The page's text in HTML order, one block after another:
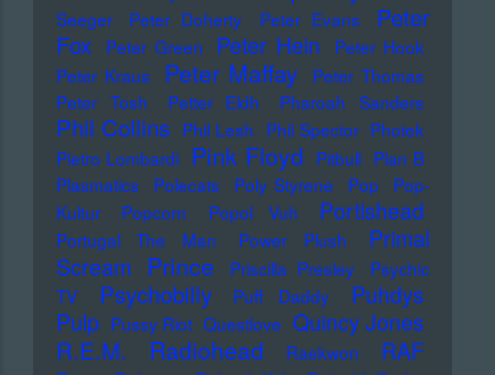
Seeger
Peter Doherty Peter Evans
Peter
Fox
Peter Green Peter Hein
Peter Hook
Peter Kraus
Peter Maffay
Peter Thomas
Peter Tosh
Petter Eldh Pharoah Sanders
Phil Collins Phil Lesh Phil Spector Photek
Pietro Lombardi
Pink Floyd Pitbull Plan B
Plasmatics
Polecats Poly Styrene Pop
Pop-
Kultur
Popcorn Popol Vuh Portishead
Portugal The Man Power Plush
Primal
Scream
Prince Priscilla Presley
Psychic
TV
Psychobilly Puff Daddy
Puhdys
Pulp Pussy Riot Questlove Quincy Jones
R.E.M. Radiohead Raekwon RAF